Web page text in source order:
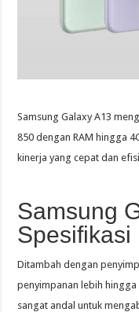
Samsung Galaxy A13
850 dengan RAM hingga
kinerja yang cepat dan
Samsung
Spesifikasi
Ditambah dengan
penyimpanan lebih
sangat andal untuk